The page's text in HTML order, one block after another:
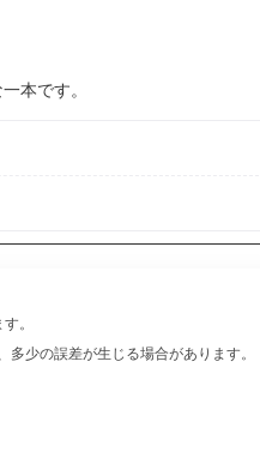
本です。
。
多少の誤差が生じる場合があります。